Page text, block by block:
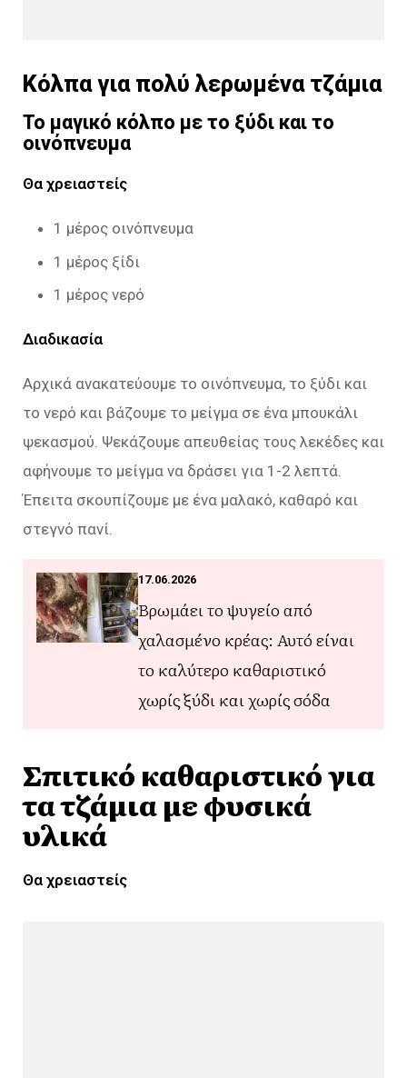
Κόλπα για πολύ λερωμένα τζάμια
Το μαγικό κόλπο με το ξύδι και το
οινόπνευμα
Θα χρειαστείς
1 μέρος οινόπνευμα
1 μέρος ξίδι
1 μέρος νερό
Διαδικασία
Αρχικά ανακατεύουμε το οινόπνευμα, το ξύδι και
το νερό και βάζουμε το μείγμα σε ένα μπουκάλι
ψεκασμού. Ψεκάζουμε απευθείας τους λεκέδες και
αφήνουμε το μείγμα να δράσει για 1-2 λεπτά.
Έπειτα σκουπίζουμε με ένα μαλακό, καθαρό και
στεγνό πανί.
17.06.2026
Βρωμάει το ψυγείο από
χαλασμένο κρέας: Αυτό είναι
το καλύτερο καθαριστικό
χωρίς ξύδι και χωρίς σόδα
Σπιτικό καθαριστικό για
τα τζάμια με φυσικά
υλικά
Θα χρειαστείς